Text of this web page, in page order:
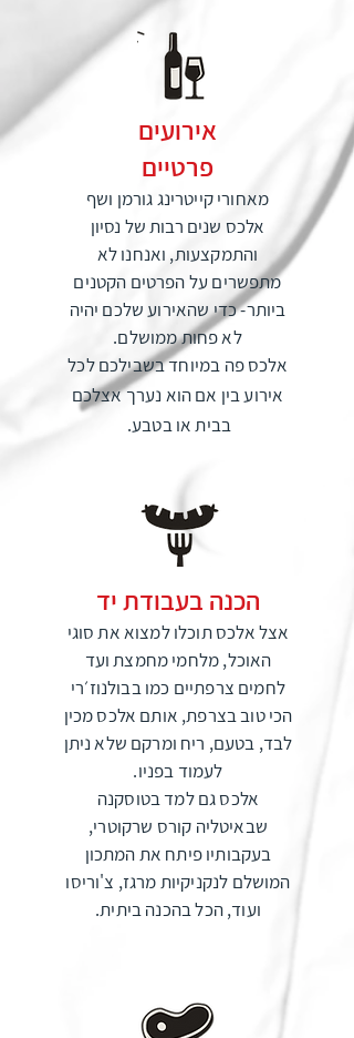
אירועים
פרטיים
מאחורי קייטרינג גורמן ושף
אלכס שנים רבות של נסיון
והתמקצעות, ואנחנו לא
מתפשרים על הפרטים הקטנים
ביותר- כדי שהאירוע שלכם יהיה
לא פחות ממושלם.
אלכס פה במיוחד בשבילכם לכל
אירוע בין אם הוא נערך אצלכם
בבית או בטבע.
הכנה בעבודת יד
אצל אלכס תוכלו למצוא את סוגי
האוכל, מלחמי מחמצת ועד
לחמים צרפתיים כמו בבולנוז׳רי
הכי טוב בצרפת, אותם אלכס מכין
לבד, בטעם, ריח ומרקם שלא ניתן
לעמוד בפניו.
אלכס גם למד בטוסקנה
שבאיטליה קורס שרקוטרי,
בעקבותיו פיתח את המתכון
המושלם לנקניקיות מרגז, צ'וריסו
ועוד, הכל בהכנה ביתית.